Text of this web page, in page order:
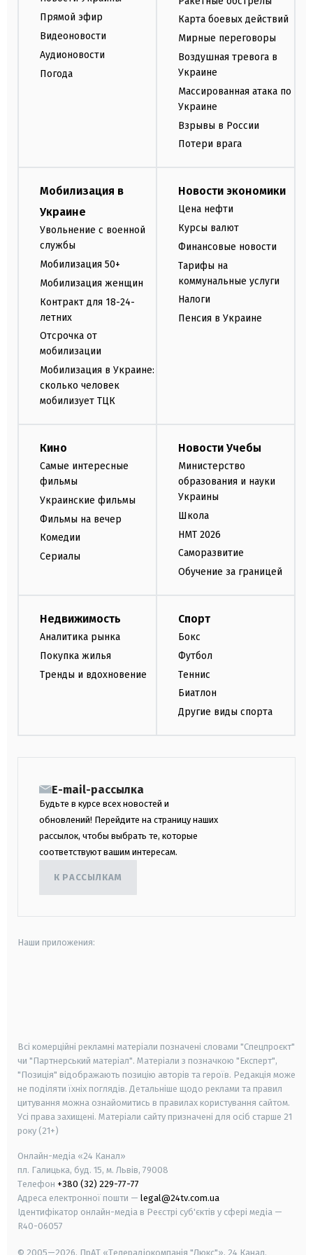
Прямой эфир
Видеоновости
Аудионовости
Погода
Карта боевых действий
Мирные переговоры
Воздушная тревога в
Украине
Массированная атака по
Украине
Взрывы в России
Потери врага
Мобилизация в
Украине
Увольнение с военной
службы
Мобилизация 50+
Мобилизация женщин
Контракт для 18-24-
летних
Отсрочка от
мобилизации
Мобилизация в Украине:
сколько человек
мобилизует ТЦК
Новости экономики
Цена нефти
Курсы валют
Финансовые новости
Тарифы на
коммунальные услуги
Налоги
Пенсия в Украине
Кино
Самые интересные
фильмы
Украинские фильмы
Фильмы на вечер
Комедии
Сериалы
Новости Учебы
Министерство
образования и науки
Украины
Школа
НМТ 2026
Саморазвитие
Обучение за границей
Недвижимость
Аналитика рынка
Покупка жилья
Тренды и вдохновение
Спорт
Бокс
Футбол
Теннис
Биатлон
Другие виды спорта
E-mail-рассылка
Будьте в курсе всех новостей и
обновлений! Перейдите на страницу наших
рассылок, чтобы выбрать те, которые
соответствуют вашим интересам.
К РАССЫЛКАМ
Наши приложения:
Всі комерційні рекламні матеріали позначені словами "Спецпроєкт"
чи "Партнерський матеріал". Матеріали з позначкою "Експерт",
"Позиція" відображають позицію авторів та героїв. Редакція може
не поділяти їхніх поглядів. Детальніше щодо реклами та правил
цитування можна ознайомитись в правилах користування сайтом.
Усі права захищені. Матеріали сайту призначені для осіб старше 21
року (21+)
Онлайн-медіа «24 Канал»
пл. Галицька, буд. 15, м. Львів, 79008
Телефон +380 (32) 229-77-77
Адреса електронної пошти — legal@24tv.com.ua
Ідентифікатор онлайн-медіа в Реєстрі суб'єктів у сфері медіа —
R40-06057
© 2005—2026, ПрАТ «Телерадіокомпанія "Люкс"», 24 Канал.